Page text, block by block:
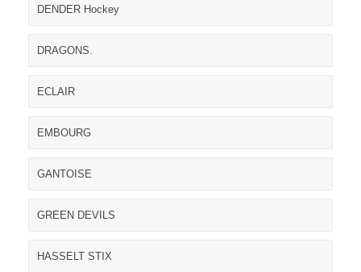
DENDER Hockey
DRAGONS.
ECLAIR
EMBOURG
GANTOISE
GREEN DEVILS
HASSELT STIX